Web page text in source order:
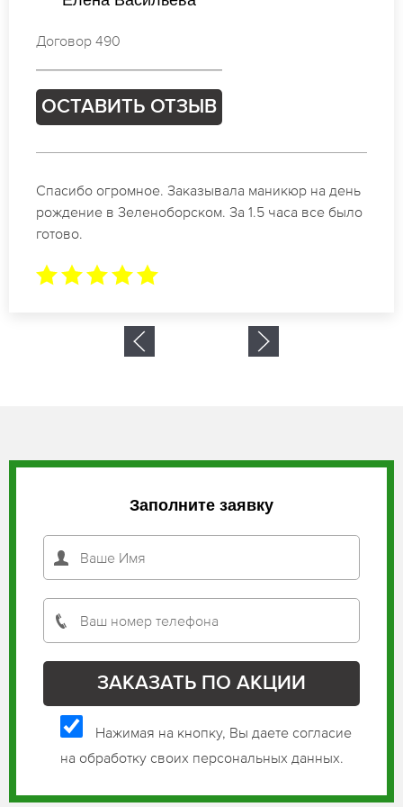
Договор 886
ОСТАВИТЬ ОТЗЫВ
Идеальные специалисты своего дела по
маникюру в Зеленоборском. Замечательный
результат. Буду обращаться еще.
Заполните заявку
Нажимая на кнопку, Вы даете согласие
на обработку своих персональных данных.